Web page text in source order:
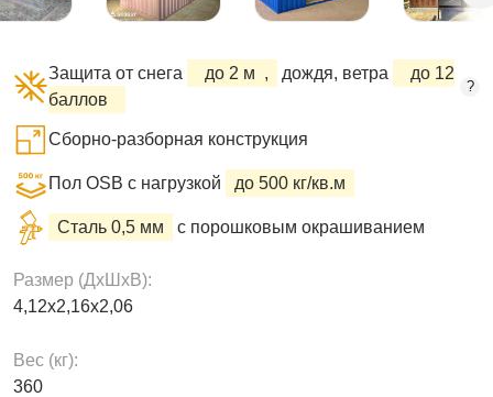
Защита от снега до 2 м , дождя, ветра
до 12
баллов
?
Сборно-разборная конструкция
Пол OSB с нагрузкой до 500 кг/кв.м
Сталь 0,5 мм с порошковым окрашиванием
Размер (ДxШxВ):
4,12х2,16х2,06
Вес (кг):
360